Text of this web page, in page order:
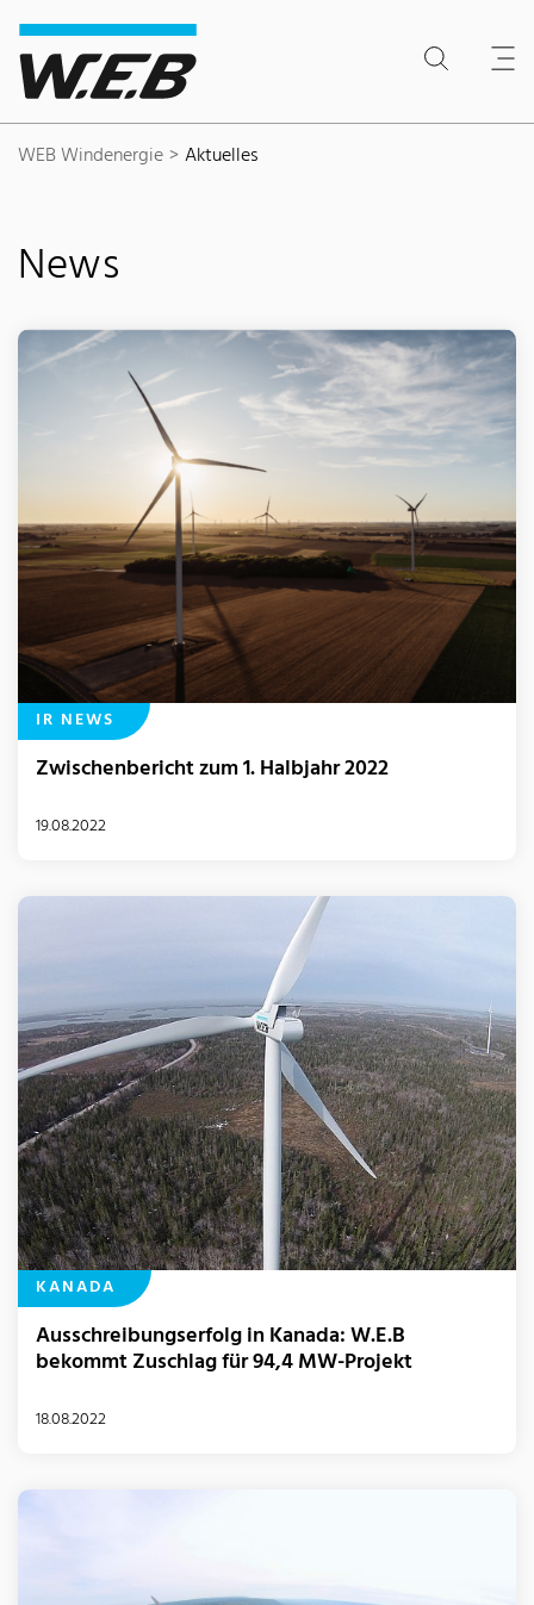
Inhaltsbereich
Suche
Hauptnavigation
Kontakt
Footer
WEB Windenergie Aktuelles
News
IR NEWS
Zwischenbericht zum 1. Halbjahr 2022
19.08.2022
KANADA
Ausschreibungserfolg in Kanada: W.E.B
bekommt Zuschlag für 94,4 MW-Projekt
18.08.2022